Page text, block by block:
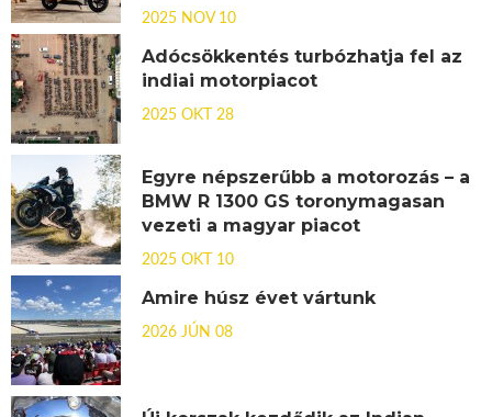
2025 NOV 10
Adócsökkentés turbózhatja fel az
indiai motorpiacot
2025 OKT 28
Egyre népszerűbb a motorozás – a
BMW R 1300 GS toronymagasan
vezeti a magyar piacot
2025 OKT 10
Amire húsz évet vártunk
2026 JÚN 08